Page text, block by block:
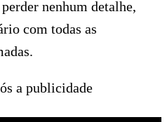
nenhum detalhe,
com todas as
a publicidade